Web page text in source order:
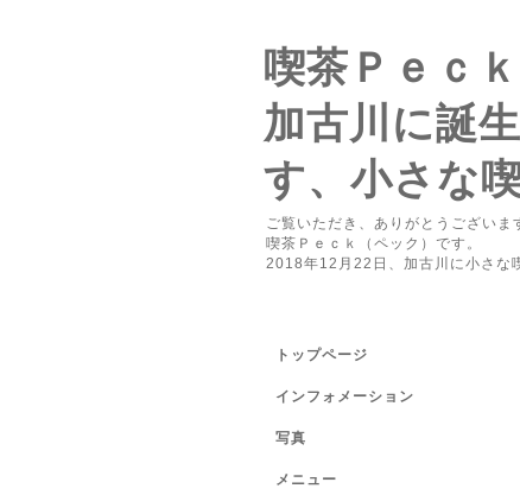
喫茶Ｐｅｃｋ
加古川に誕
す、小さな
ご覧いただき、ありがとうございま
喫茶Ｐｅｃｋ（ペック）です。
2018年12月22日、加古川に小さな
トップページ
インフォメーション
写真
メニュー